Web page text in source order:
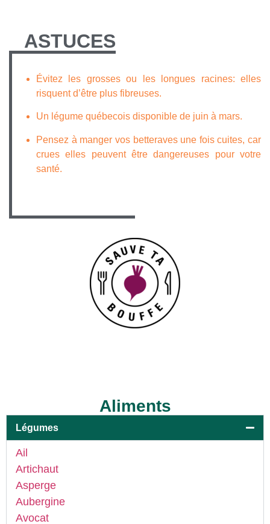
ASTUCES
Évitez les grosses ou les longues racines: elles
risquent d’être plus fibreuses.
Un légume québecois disponible de juin à mars.
Pensez à manger vos betteraves une fois cuites, car
crues elles peuvent être dangereuses pour votre
santé.
Aliments
Légumes
Ail
Artichaut
Asperge
Aubergine
Avocat